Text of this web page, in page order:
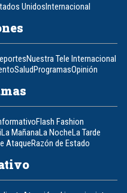
UnidosInternacional
Nuestra Tele Internacional
SaludProgramasOpinión
Flash Fashion
La MañanaLa NocheLa Tarde
AtaqueRazón de Estado